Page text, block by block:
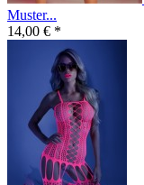
Muster...
14,00 € *